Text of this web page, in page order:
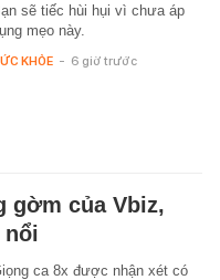
sẽ tiếc hùi hụi vì chưa áp
mẹo này.
KHỎE - 6 giờ trước
gờm của Vbiz,
nổi
ca 8x được nhận xét có